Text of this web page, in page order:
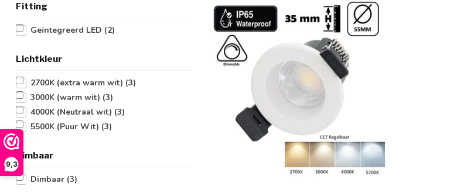
9,3
Fitting
Geïntegreerd LED (2)
Lichtkleur
2700K (extra warm wit) (3)
3000K (warm wit) (3)
4000K (Neutraal wit) (3)
5500K (Puur Wit) (3)
Dimbaar
Dimbaar (3)